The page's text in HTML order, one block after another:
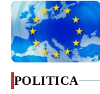
POLITICA